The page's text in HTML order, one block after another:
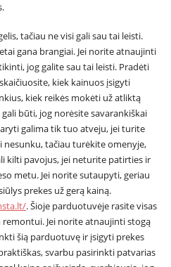
tačiau ne visi gali sau tai leisti.
gana brangiai. Jei norite atnaujinti
jog galite sau tai leisti. Pradėti
kiek kainuos įsigyti
kiek reikės mokėti už atliktą
būti, jog norėsite savarankiškai
galima tik tuo atveju, jei turite
nesunku, tačiau turėkite omenyje,
kilti pavojus, jei neturite patirties ir
metu. Jei norite sutaupyti, geriau
prekes už gerą kainą.
. Šioje parduotuvėje rasite visas
Jei norite atnaujinti stogą
šią parduotuvę ir įsigyti prekes
svarbu pasirinkti patvarias